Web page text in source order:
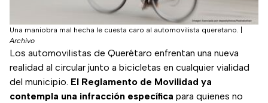
Una maniobra mal hecha le cuesta caro al automovilista queretano.
Archivo
Los automovilistas de Querétaro enfrentan una nueva
realidad al circular junto a bicicletas en cualquier vialidad
del municipio. El Reglamento de Movilidad ya
contempla una infracción específica para quienes no